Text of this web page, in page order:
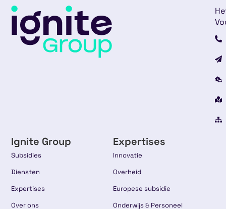
Ignite Group
Subsidies
Diensten
Expertises
Over ons
Expertises
Innovatie
Overheid
Europese subsidie
Onderwijs & Personeel